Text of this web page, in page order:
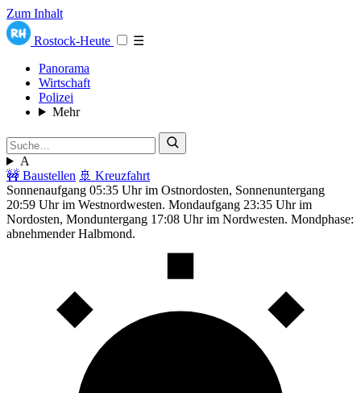
Zum Inhalt
Rostock-Heute
☰
Panorama
Wirtschaft
Polizei
Mehr
A
🚧 Baustellen 🚢 Kreuzfahrt
Sonnenaufgang 05:35 Uhr im Ostnordosten, Sonnenuntergang
20:59 Uhr im Westnordwesten. Mondaufgang 23:35 Uhr im
Nordosten, Monduntergang 17:08 Uhr im Nordwesten. Mondphase:
abnehmender Halbmond.